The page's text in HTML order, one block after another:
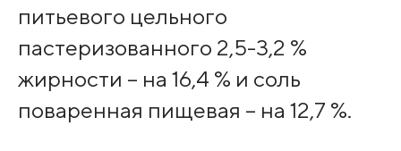
питьевого цельного
пастеризованного 2,5-3,2 %
жирности – на 16,4 % и соль
поваренная пищевая – на 12,7 %.